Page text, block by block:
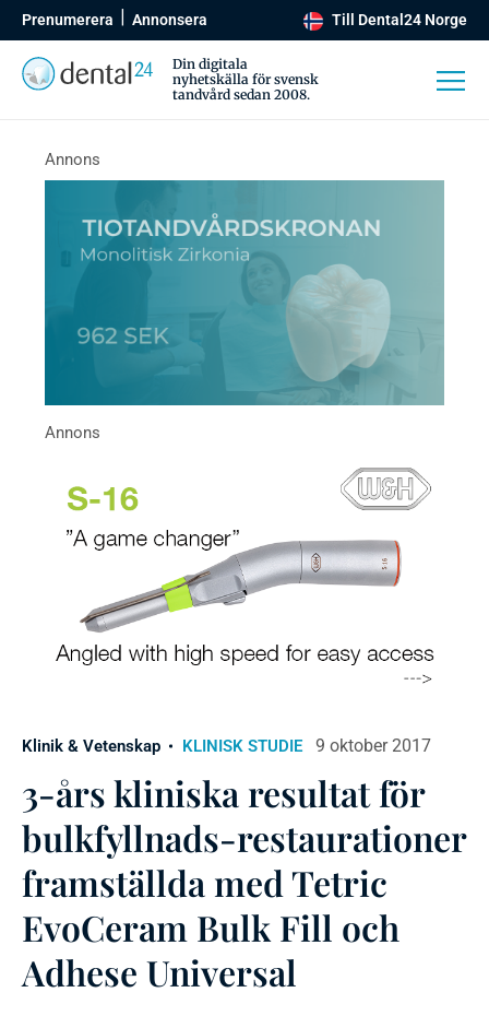
Prenumerera Annonsera Till Dental24 Norge
Din digitala
nyhetskälla för svensk
tandvård sedan 2008.
Klinik & Vetenskap KLINISK STUDIE 9 oktober 2017
3-års kliniska resultat för
bulkfyllnads-restaurationer
framställda med Tetric
EvoCeram Bulk Fill och
Adhese Universal